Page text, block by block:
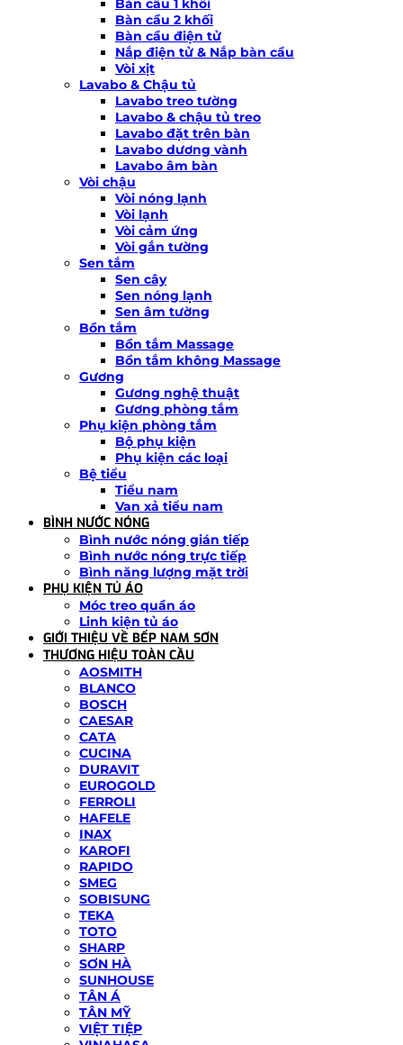
Bàn cầu 1 khối
Bàn cầu 2 khối
Bàn cầu điện tử
Nắp điện tử & Nắp bàn cầu
Vòi xịt
Lavabo & Chậu tủ
Lavabo treo tường
Lavabo & chậu tủ treo
Lavabo đặt trên bàn
Lavabo dương vành
Lavabo âm bàn
Vòi chậu
Vòi nóng lạnh
Vòi lạnh
Vòi cảm ứng
Vòi gắn tường
Sen tắm
Sen cây
Sen nóng lạnh
Sen âm tường
Bồn tắm
Bồn tắm Massage
Bồn tắm không Massage
Gương
Gương nghệ thuật
Gương phòng tắm
Phụ kiện phòng tắm
Bộ phụ kiện
Phụ kiện các loại
Bệ tiểu
Tiểu nam
Van xả tiểu nam
BÌNH NƯỚC NÓNG
Bình nước nóng gián tiếp
Bình nước nóng trực tiếp
Bình năng lượng mặt trời
PHỤ KIỆN TỦ ÁO
Móc treo quần áo
Linh kiện tủ áo
GIỚI THIỆU VỀ BẾP NAM SƠN
THƯƠNG HIỆU TOÀN CẦU
AOSMITH
BLANCO
BOSCH
CAESAR
CATA
CUCINA
DURAVIT
EUROGOLD
FERROLI
HAFELE
INAX
KAROFI
RAPIDO
SMEG
SOBISUNG
TEKA
TOTO
SHARP
SƠN HÀ
SUNHOUSE
TÂN Á
TÂN MỸ
VIỆT TIỆP